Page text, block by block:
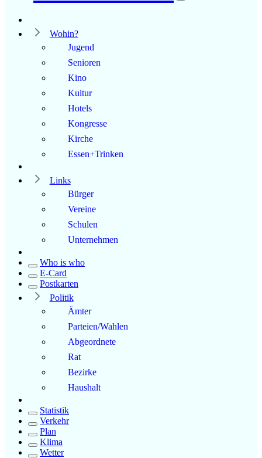
Wohin?
Jugend
Senioren
Kino
Kultur
Hotels
Kongresse
Kirche
Essen+Trinken
Links
Bürger
Vereine
Schulen
Unternehmen
Who is who
E-Card
Postkarten
Politik
Ämter
Parteien/Wahlen
Abgeordnete
Rat
Bezirke
Haushalt
Statistik
Verkehr
Plan
Klima
Wetter